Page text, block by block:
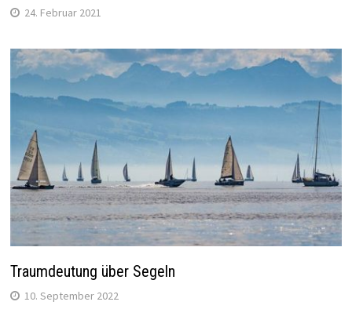
24. Februar 2021
Traumdeutung über Segeln
10. September 2022